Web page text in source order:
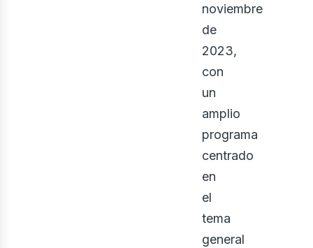
noviembre
de
2023,
con
un
amplio
programa
centrado
en
el
tema
general